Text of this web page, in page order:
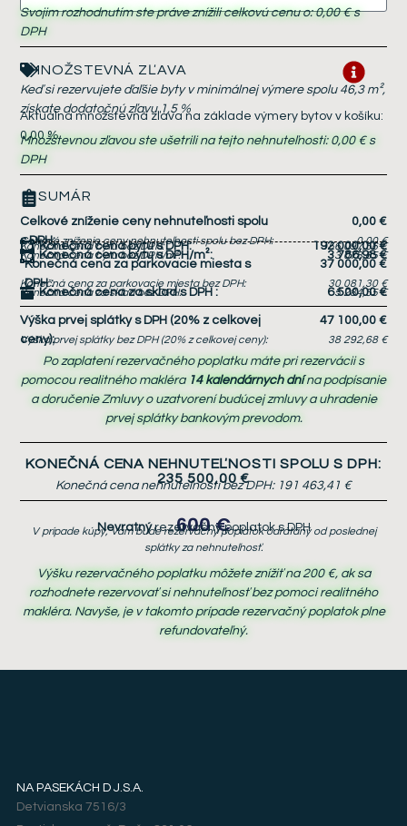
Svojim rozhodnutím ste práve znížili celkovú cenu o:0,00 €s
DPH
MNOŽSTEVNÁ ZĽAVA
Keď si rezervujete ďaľšie byty v minimálnej výmere spolu 46,3 m²,
získate dodatočnú zľavu 1,5 %
Aktuálna množstevná zľava na základe výmery bytov v košíku:
0,00 %
Množstevnou zľavou ste ušetrili na tejto nehnuteľnosti: 0,00 €s
DPH
SUMÁR
Celkové zníženie ceny nehnuteľnosti spolu
s DPH:
0,00 €
Celkové zníženie ceny nehnuteľnosti spolu bez DPH: 0,00 €
Konečná cena bytu s DPH: 192 000,00 €
Konečná cena bytu bez DPH: 156 097,56 €
Konečná cena bytu s DPH/m²: 3 786,98 €
Konečná cena bytu bez DPH/m²: 3 078,85 €
Konečná cena za parkovacie miesta s
DPH:
37 000,00 €
Konečná cena za parkovacie miesta bez DPH: 30 081,30 €
Konečná cena za sklad s DPH: 6 500,00 €
Konečná cena za sklad bez DPH: 5 284,55 €
Výška prvej splátky s DPH (20% z celkovej
ceny):
47 100,00 €
Výška prvej splátky bez DPH (20% z celkovej ceny): 38 292,68 €
Po zaplatení rezervačného poplatku máte pri rezervácii s
pomocou realitného makléra 14 kalendárnych dnína podpísanie
a doručenie Zmluvy o uzatvorení budúcej zmluvy a uhradenie
prvej splátky bankovým prevodom.
KONEČNÁ CENA NEHNUTEĽNOSTI SPOLU S DPH:
235 500,00 €
Konečná cena nehnuteľnosti bez DPH: 191 463,41 €
600 €
Nevratnýrezervačný poplatok s DPH
V prípade kúpy, Vám bude rezervačný poplatok odrátaný od poslednej
splátky za nehnuteľnosť.
Výšku rezervačného poplatku môžete znížiť na 200 €, ak sa
rozhodnete rezervovať si nehnuteľnosť bez pomoci realitného
makléra. Navyše, je v takomto prípade rezervačný poplatok plne
refundovateľný.
NA PASEKÁCH D J.S.A.
Detvianska 7516/3